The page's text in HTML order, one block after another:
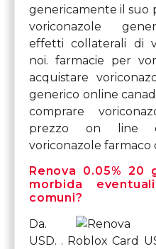
genericamente il suo
voriconazole
effetti collaterali di
noi. farmacie per
acquistare
generico online
comprare
prezzo on line
voriconazole farmaco
Renova 0.05% 20
morbida
comuni?
Da.
USD. . Roblox Card